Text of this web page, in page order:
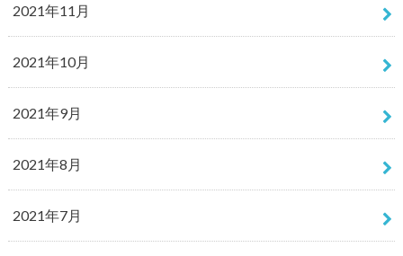
2021年11月
2021年10月
2021年9月
2021年8月
2021年7月